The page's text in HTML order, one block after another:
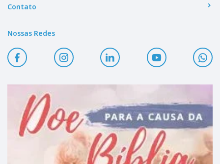
Contato
Nossas Redes